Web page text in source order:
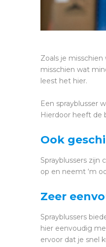
Zoals je
misschien wat
leest het hier.
Een sprayblusser
Hierdoor heeft de
Ook
Sprayblussers
op en neemt ‘m
Zeer
Sprayblussers
hier eenvoudig
ervoor dat je snel